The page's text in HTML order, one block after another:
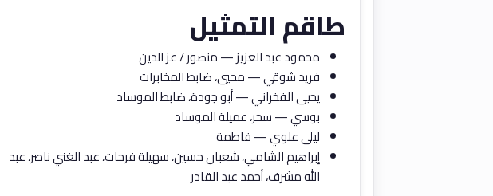
طاقم التمثيل
محمود عبد العزيز — منصور / عز الدين
فريد شوقي — محيي، ضابط المخابرات
يحيى الفخراني — أبو جودة، ضابط الموساد
بوسي — سحر، عميلة الموساد
ليلى علوي — فاطمة
إبراهيم الشامي، شعبان حسين، سهيلة فرحات، عبد الغني ناصر، عبد
الله مشرف، أحمد عبد القادر